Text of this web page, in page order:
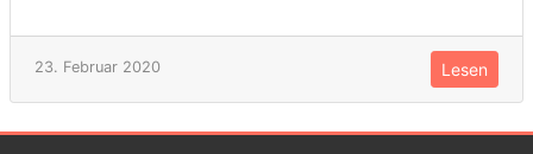
23. Februar 2020 Lesen